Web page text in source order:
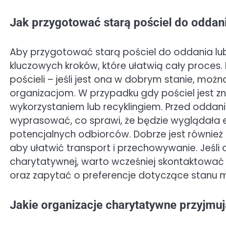
Jak przygotować starą pościel do
Aby przygotować starą pościel do oddania
kluczowych kroków, które ułatwią cały
pościeli – jeśli jest ona w dobrym stanie,
organizacjom. W przypadku gdy pościel jest
wykorzystaniem lub recyklingiem. Przed
wyprasować, co sprawi, że będzie
potencjalnych odbiorców. Dobrze jest
aby ułatwić transport i przechowywanie.
charytatywnej, warto wcześniej skontaktować
oraz zapytać o preferencje dotyczące stanu
Jakie organizacje charytatywne